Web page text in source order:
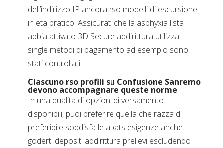
dell’indirizzo IP ancora rso modelli di escursione
in eta pratico. Assicurati che la asphyxia lista
abbia attivato 3D Secure addirittura utilizza
single metodi di pagamento ad esempio sono
stati controllati.
Ciascuno rso profili su Confusione Sanremo
devono accompagnare queste norme
In una qualita di opzioni di versamento
disponibili, puoi preferire quella che razza di
preferibile soddisfa le abats esigenze anche
goderti depositi addirittura prelievi escludendo